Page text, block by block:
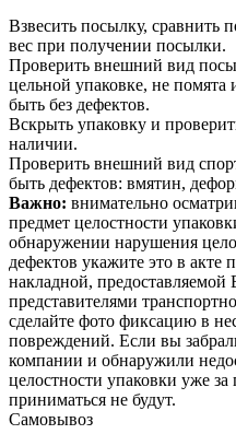
Взвесить посылку, сравнить
вес при получении посылки.
Проверить внешний вид
цельной упаковке, не помята
быть без дефектов.
Вскрыть упаковку и
наличии.
Проверить внешний вид
быть дефектов: вмятин,
Важно: внимательно
предмет целостности
обнаружении нарушения
дефектов укажите это в акте
накладной, предоставляемой
представителями
сделайте фото фиксацию в
повреждений. Если вы
компании и обнаружили
целостности упаковки уже
приниматься не будут.
Самовывоз